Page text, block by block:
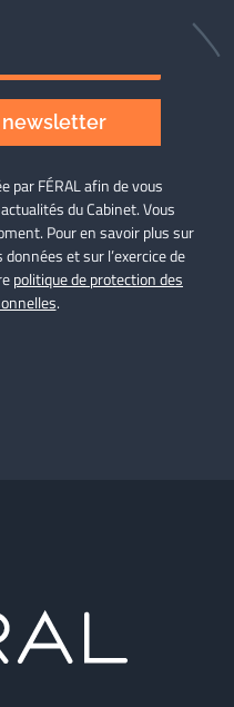
newsletter
par FÉRAL afin de vous
du Cabinet. Vous
Pour en savoir plus sur
et sur l’exercice de
politique de protection des
.